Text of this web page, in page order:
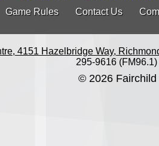
Game Rules Contact Us
4151 Hazelbridge Way,
295-9616 (FM96.1)
© 2026 Fairchild